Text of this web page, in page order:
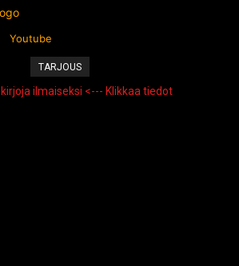
Youtube
TARJOUS
ilmaiseksi <--- Klikkaa tiedot